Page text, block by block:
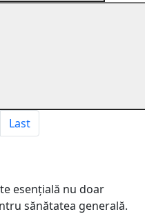
Last
esențială nu doar
sănătatea generală.